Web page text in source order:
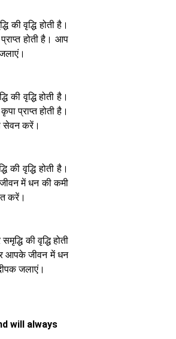
वृद्धि होती है।
होती है। आप
वृद्धि होती है।
प्राप्त होती है।
सेवन करें।
वृद्धि होती है।
में धन की कमी
करें।
की वृद्धि होती
आपके जीवन में धन
जलाएं।
will always